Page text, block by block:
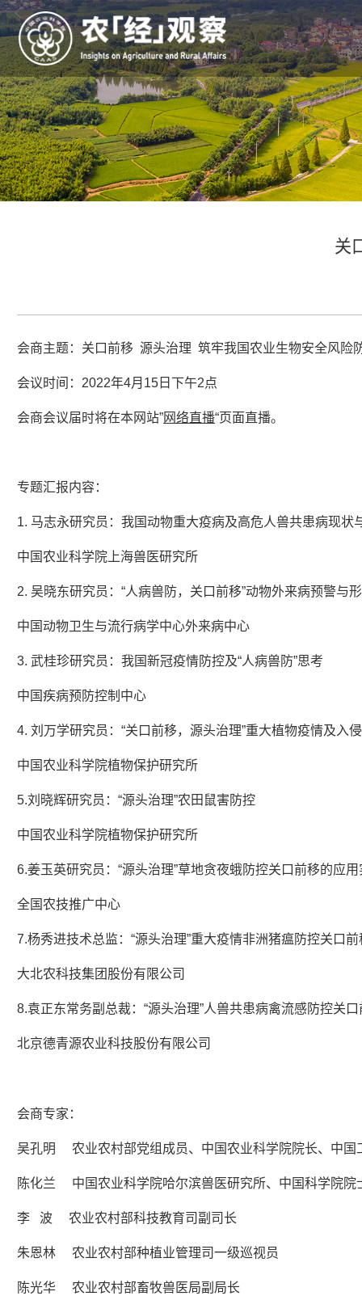
关
会商主题：关口前移 源头治理 筑牢我国农业生物安全风险
会议时间：2022年4月15日下午2点
会商会议届时将在本网站”网络直播“页面直播。
专题汇报内容：
1. 马志永研究员：我国动物重大疫病及高危人兽共患病现状
中国农业科学院上海兽医研究所
2. 吴晓东研究员：“人病兽防，关口前移”动物外来病预警与
中国动物卫生与流行病学中心外来病中心
3. 武桂珍研究员：我国新冠疫情防控及“人病兽防”思考
中国疾病预防控制中心
4. 刘万学研究员：“关口前移，源头治理”重大植物疫情及入
中国农业科学院植物保护研究所
5.刘晓辉研究员：“源头治理”农田鼠害防控
中国农业科学院植物保护研究所
6.姜玉英研究员：“源头治理”草地贪夜蛾防控关口前移的应用
全国农技推广中心
7.杨秀进技术总监：“源头治理”重大疫情非洲猪瘟防控关口
大北农科技集团股份有限公司
8.袁正东常务副总裁：“源头治理”人兽共患病禽流感防控关
北京德青源农业科技股份有限公司
会商专家：
吴孔明 农业农村部党组成员、中国农业科学院院长、中国
陈化兰 中国农业科学院哈尔滨兽医研究所、中国科学院院
李 波 农业农村部科技教育司副司长
朱恩林 农业农村部种植业管理司一级巡视员
陈光华 农业农村部畜牧兽医局副局长